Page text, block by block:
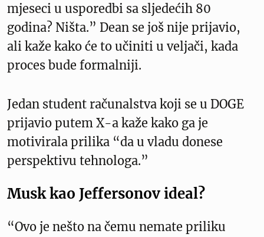
mjeseci u usporedbi sa sljedećih 80
godina? Ništa.” Dean se još nije prijavio,
ali kaže kako će to učiniti u veljači, kada
proces bude formalniji.
Jedan student računalstva koji se u DOGE
prijavio putem X-a kaže kako ga je
motivirala prilika “da u vladu donese
perspektivu tehnologa.”
Musk kao Jeffersonov ideal?
“Ovo je nešto na čemu nemate priliku